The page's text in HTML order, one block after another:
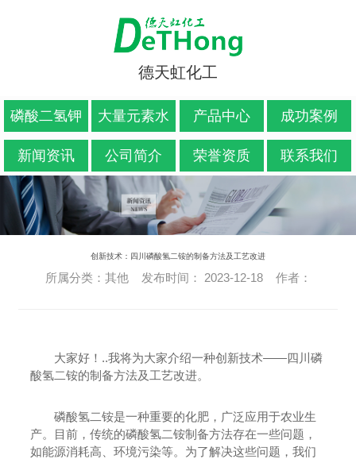
德天虹化工
磷酸二氢钾
大量元素水
溶肥料
产品中心 成功案例
新闻资讯 公司简介 荣誉资质 联系我们
创新技术：四川磷酸氢二铵的制备方法及工艺改进
所属分类：其他 发布时间： 2023-12-18 作者：
大家好！..我将为大家介绍一种创新技术——四川磷
酸氢二铵的制备方法及工艺改进。
磷酸氢二铵是一种重要的化肥，广泛应用于农业生
产。目前，传统的磷酸氢二铵制备方法存在一些问题，
如能源消耗高、环境污染等。为了解决这些问题，我们